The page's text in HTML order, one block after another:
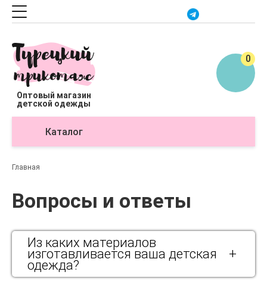
Оптовый магазин
детской одежды
0
Каталог
Главная
Вопросы и ответы
Из каких материалов
изготавливается ваша детская
одежда?
+